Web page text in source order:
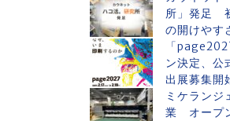
所」発足
の開けやす
「
ン決定、公
出展募集
ミケラン
業 オープ